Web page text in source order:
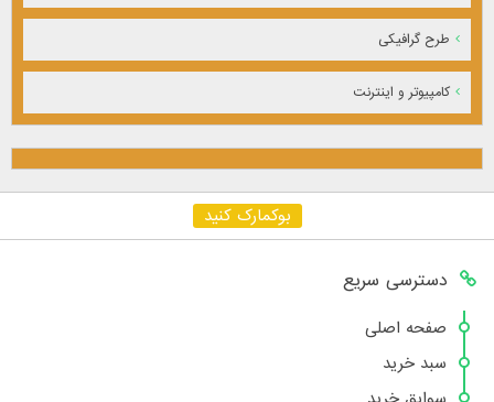
طرح گرافیکی
کامپیوتر و اینترنت
بوکمارک کنید
دسترسی سریع
صفحه اصلی
سبد خرید